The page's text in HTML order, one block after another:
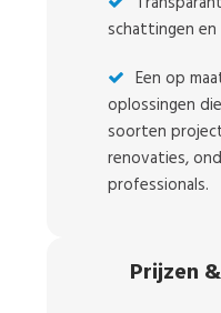
schattingen en
Een op
oplossingen
soorten
renovaties,
professionals.
Prijzen &